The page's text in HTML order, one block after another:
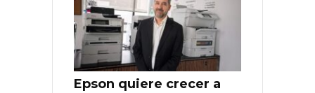
Epson quiere crecer a